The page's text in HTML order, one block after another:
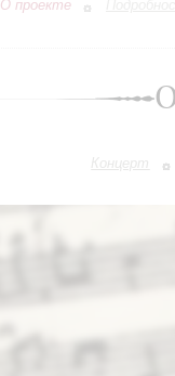
О проекте
Концерт